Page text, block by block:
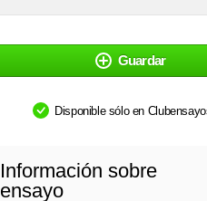
Guardar
Disponible sólo en
Información sobre
ensayo